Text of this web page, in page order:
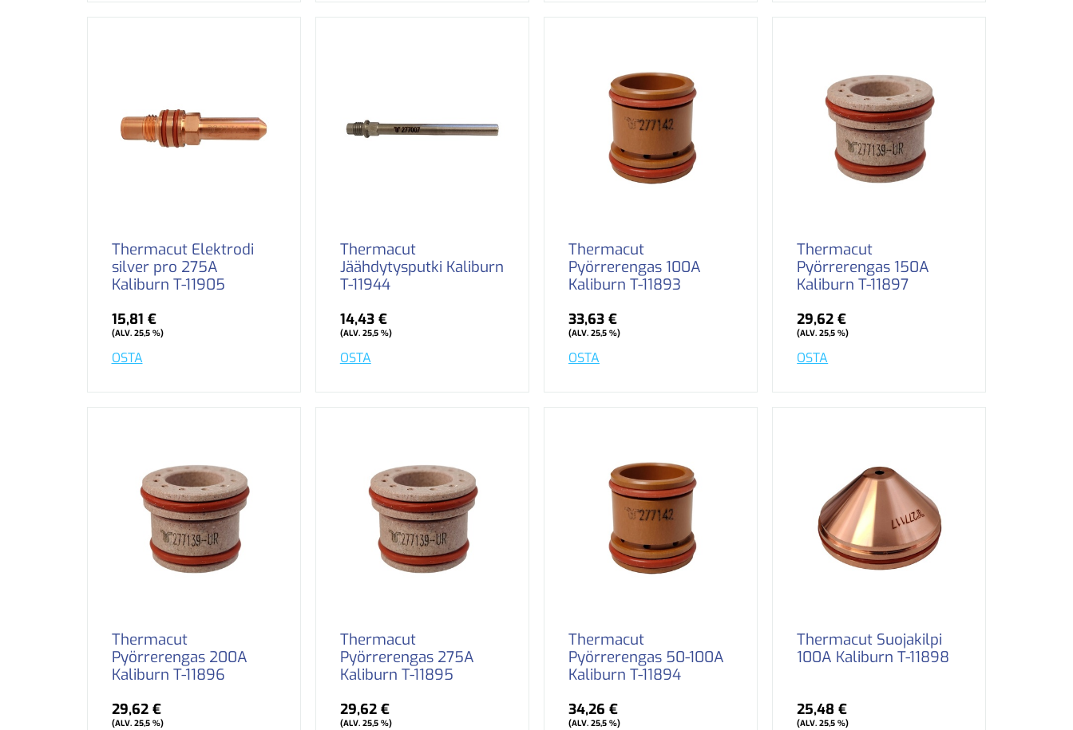
Thermacut Elektrodi
silver pro 275A
Kaliburn T-11905
15,81 €
(ALV. 25,5 %)
OSTA
Thermacut
Jäähdytysputki Kaliburn
T-11944
14,43 €
(ALV. 25,5 %)
OSTA
Thermacut
Pyörrerengas 100A
Kaliburn T-11893
33,63 €
(ALV. 25,5 %)
OSTA
Thermacut
Pyörrerengas 150A
Kaliburn T-11897
29,62 €
(ALV. 25,5 %)
OSTA
Thermacut
Pyörrerengas 200A
Kaliburn T-11896
29,62 €
(ALV. 25,5 %)
Thermacut
Pyörrerengas 275A
Kaliburn T-11895
29,62 €
(ALV. 25,5 %)
Thermacut
Pyörrerengas 50-100A
Kaliburn T-11894
34,26 €
(ALV. 25,5 %)
Thermacut Suojakilpi
100A Kaliburn T-11898
25,48 €
(ALV. 25,5 %)